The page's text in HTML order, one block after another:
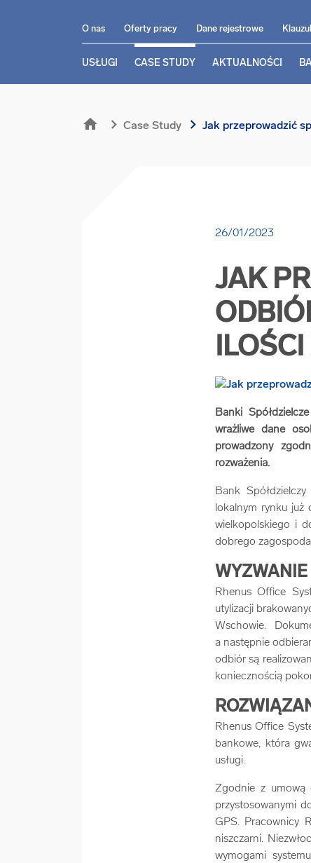
O nas Oferty pracy Dane rejestrowe
USŁUGI CASE STUDY AKTUALNOŚCI
home chevron_right Case Study chevron_right Jak przeprowadzić
26/01/2023
JAK
Banki
wrażliwe dane
prowadzony
rozważenia.
Bank
lokalnym rynku już
wielkopolskiego i
dobrego
WYZWANIE
Rhenus Office
utylizacji
Wschowie.
a następnie
odbiór są
koniecznością
Rhenus Office
bankowe, która
usługi.
Zgodnie z umową
przystosowanymi
GPS. Pracownicy
niszczarni.
wymogami